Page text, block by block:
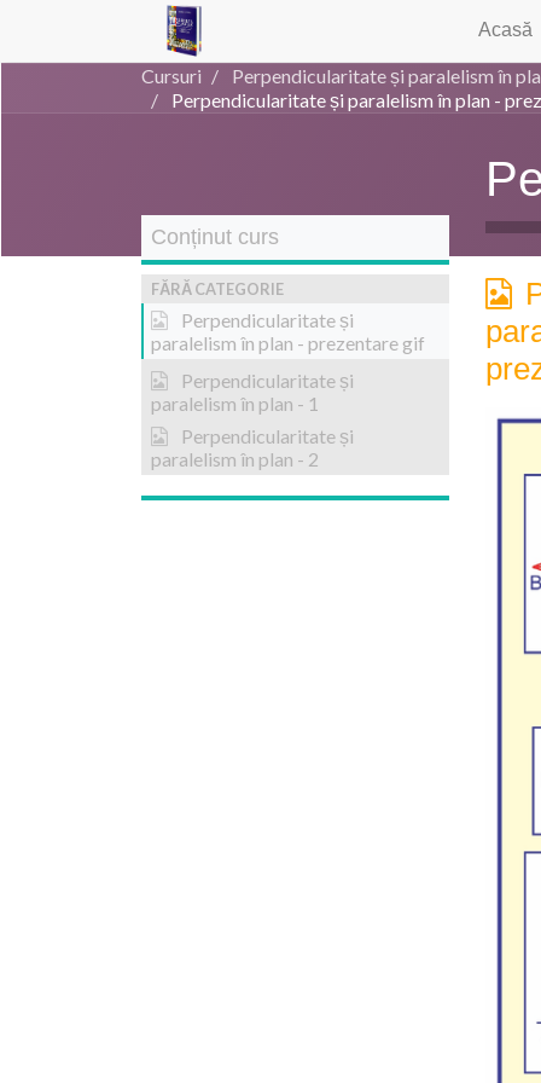
Acasă
Cursuri
Perpendicularitate și paralelism în
Perpendicularitate și paralelism în plan -
Conținut curs
FĂRĂ CATEGORIE
Perpendicularitate și
paralelism în plan - prezentare gif
Perpendicularitate și
paralelism în plan - 1
Perpendicularitate și
paralelism în plan - 2